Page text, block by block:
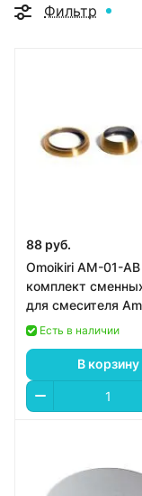
Фильтр
88 руб.
Omoikiri AM-01-AB
комплект
для смесителя
Есть в наличии
В корзину